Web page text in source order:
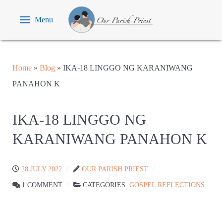
Menu
Home » Blog » IKA-18 LINGGO NG KARANIWANG
PANAHON K
IKA-18 LINGGO NG
KARANIWANG PANAHON K
28 JULY 2022 OUR PARISH PRIEST
1 COMMENT CATEGORIES: GOSPEL REFLECTIONS